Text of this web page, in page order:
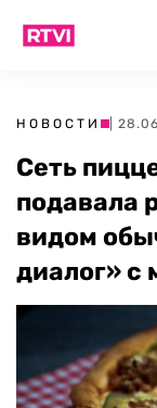
НОВОСТИ |
Сеть
подавала
видом
диалог» с